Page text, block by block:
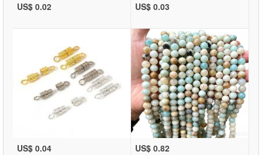
US$ 0.02 US$ 0.03
US$ 0.04 US$ 0.82